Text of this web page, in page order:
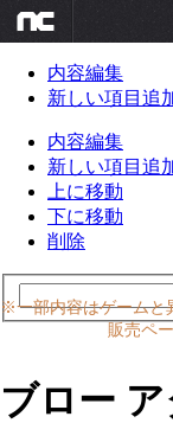
内容編集
新しい項目追
内容編集
新しい項目追
上に移動
下に移動
削除
※一部内容はゲームと
販売ペ
ブロー